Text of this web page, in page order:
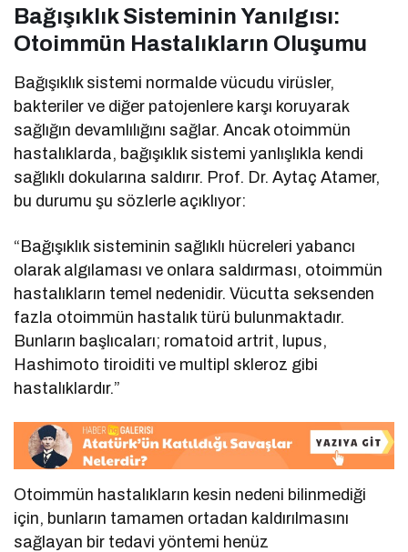
Bağışıklık Sisteminin Yanılgısı:
Otoimmün Hastalıkların Oluşumu
Bağışıklık sistemi normalde vücudu virüsler,
bakteriler ve diğer patojenlere karşı koruyarak
sağlığın devamlılığını sağlar. Ancak otoimmün
hastalıklarda, bağışıklık sistemi yanlışlıkla kendi
sağlıklı dokularına saldırır. Prof. Dr. Aytaç Atamer,
bu durumu şu sözlerle açıklıyor:
“Bağışıklık sisteminin sağlıklı hücreleri yabancı
olarak algılaması ve onlara saldırması, otoimmün
hastalıkların temel nedenidir. Vücutta seksenden
fazla otoimmün hastalık türü bulunmaktadır.
Bunların başlıcaları; romatoid artrit, lupus,
Hashimoto tiroiditi ve multipl skleroz gibi
hastalıklardır.”
Otoimmün hastalıkların kesin nedeni bilinmediği
için, bunların tamamen ortadan kaldırılmasını
sağlayan bir tedavi yöntemi henüz